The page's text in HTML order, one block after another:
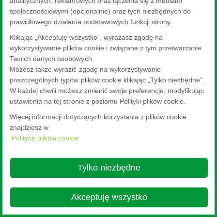
społecznościowymi (opcjonalnie) oraz tych niezbędnych do
prawidłowego działania podstawowych funkcji strony.
Klikając „Akceptuję wszystko”, wyrażasz zgodę na
wykorzystywanie plików cookie i związane z tym przetwarzanie
Twoich danych osobowych.
Możesz także wyrazić zgodę na wykorzystywanie
poszczególnych typów plików cookie klikając „Tylko niezbędne”.
W każdej chwili możesz zmienić swoje preferencje, modyfikując
ustawienia na tej stronie z poziomu Polityki plików cookie.
Więcej informacji dotyczących korzystania z plików cookie
znajdziesz w
Polityce plików cookie
Tylko niezbędne
Akceptuję wszystko